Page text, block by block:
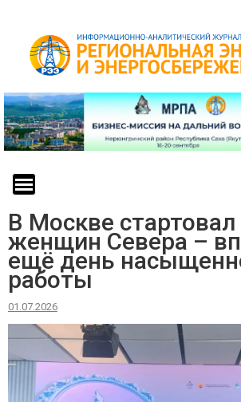
content
В Москве
женщин Севера –
ещё день
работы
01.07.2026